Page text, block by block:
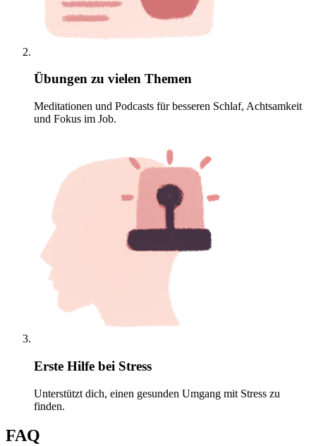
Übungen zu vielen Themen
Meditationen und Podcasts für besseren Schlaf, Achtsamkeit
und Fokus im Job.
Erste Hilfe bei Stress
Unterstützt dich, einen gesunden Umgang mit Stress zu
finden.
FAQ